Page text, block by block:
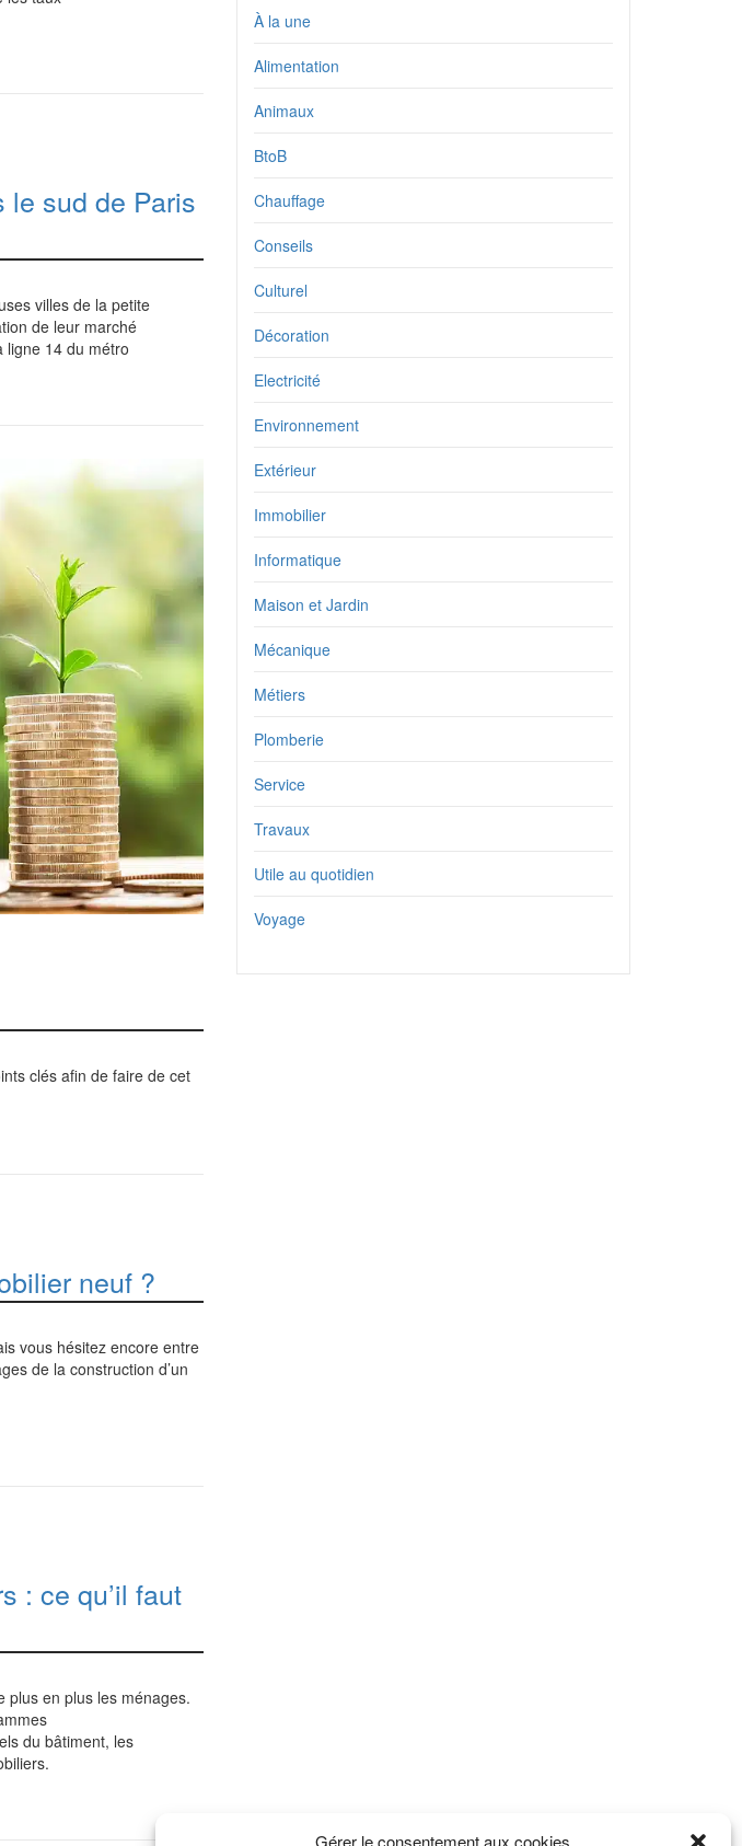
Gérer le consentement aux cookies
le sud de Paris
villes de la petite
de leur marché
ligne 14 du métro
clés afin de faire de cet
neuf ?
vous hésitez encore entre
de la construction d’un
: ce qu’il faut
plus en plus les ménages.
du bâtiment, les
À la une
Alimentation
Animaux
BtoB
Chauffage
Conseils
Culturel
Décoration
Electricité
Environnement
Extérieur
Immobilier
Informatique
Maison et Jardin
Mécanique
Métiers
Plomberie
Service
Travaux
Utile au quotidien
Voyage